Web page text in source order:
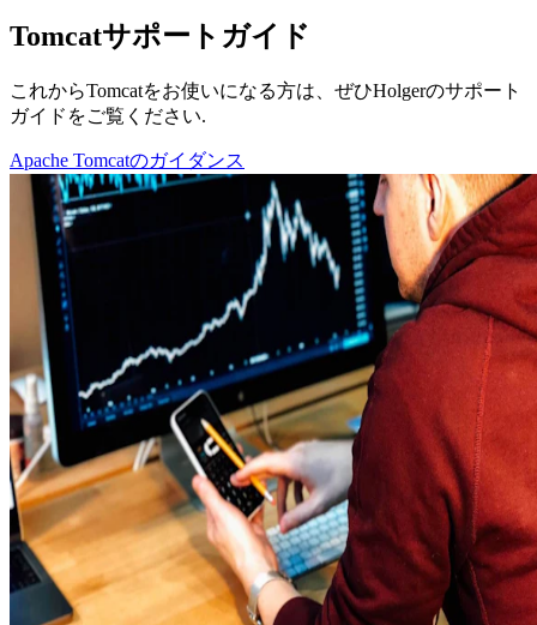
Tomcatサポートガイド
これからTomcatをお使いになる方は、ぜひHolgerのサポート
ガイドをご覧ください.
Apache Tomcatのガイダンス